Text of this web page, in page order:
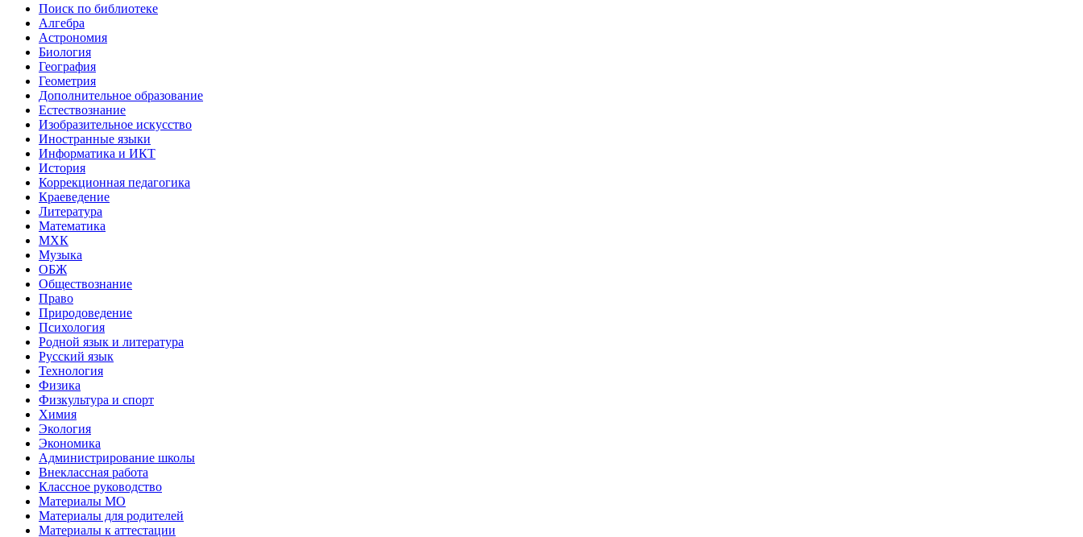
Поиск по библиотеке
Алгебра
Астрономия
Биология
География
Геометрия
Дополнительное образование
Естествознание
Изобразительное искусство
Иностранные языки
Информатика и ИКТ
История
Коррекционная педагогика
Краеведение
Литература
Математика
МХК
Музыка
ОБЖ
Обществознание
Право
Природоведение
Психология
Родной язык и литература
Русский язык
Технология
Физика
Физкультура и спорт
Химия
Экология
Экономика
Администрирование школы
Внеклассная работа
Классное руководство
Материалы МО
Материалы для родителей
Материалы к аттестации